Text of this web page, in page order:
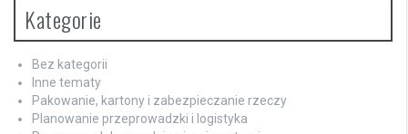
Kategorie
Bez kategorii
Inne tematy
Pakowanie, kartony i zabezpieczanie rzeczy
Planowanie przeprowadzki i logistyka